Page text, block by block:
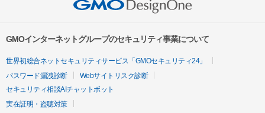
GMOインターネットグループのセキュリティ事業について
世界初総合ネットセキュリティサービス「GMOセキュリティ24」
パスワード漏洩診断
Webサイトリスク診断
セキュリティ相談AIチャットボット
実在証明・盗聴対策